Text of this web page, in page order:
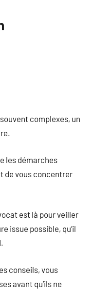
complexes, un
les démarches
de vous concentrer
est là pour veiller
issue possible, qu’il
conseils, vous
avant qu’ils ne